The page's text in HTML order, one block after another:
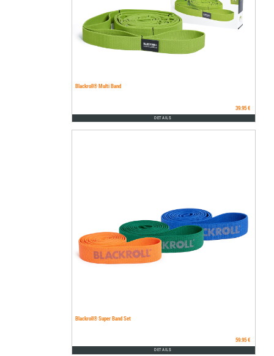
Blackroll® Multi Band
39.95 €
DETAILS
Blackroll® Super Band Set
59.95 €
DETAILS